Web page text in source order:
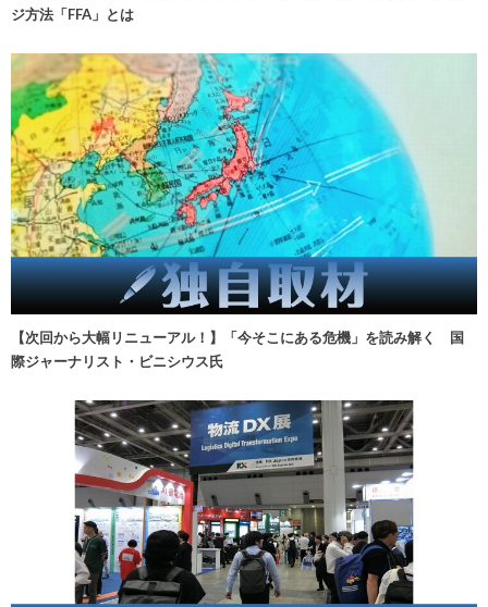
ジ方法「FFA」とは
【次回から大幅リニューアル！】「今そこにある危機」を読み解く 国
際ジャーナリスト・ビニシウス氏